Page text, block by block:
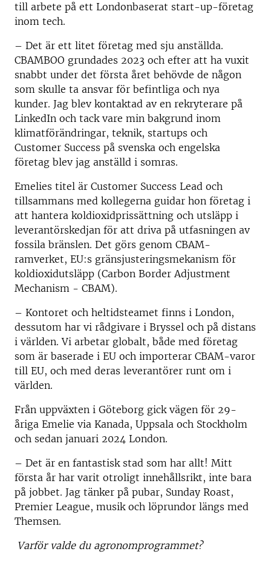
till arbete på ett Londonbaserat start-up-företag
inom tech.
– Det är ett litet företag med sju anställda.
CBAMBOO grundades 2023 och efter att ha vuxit
snabbt under det första året behövde de någon
som skulle ta ansvar för befintliga och nya
kunder. Jag blev kontaktad av en rekryterare på
LinkedIn och tack vare min bakgrund inom
klimatförändringar, teknik, startups och
Customer Success på svenska och engelska
företag blev jag anställd i somras.
Emelies titel är Customer Success Lead och
tillsammans med kollegerna guidar hon företag i
att hantera koldioxidprissättning och utsläpp i
leverantörskedjan för att driva på utfasningen av
fossila bränslen. Det görs genom CBAM-
ramverket, EU:s gränsjusteringsmekanism för
koldioxidutsläpp (Carbon Border Adjustment
Mechanism - CBAM).
– Kontoret och heltidsteamet finns i London,
dessutom har vi rådgivare i Bryssel och på distans
i världen. Vi arbetar globalt, både med företag
som är baserade i EU och importerar CBAM-varor
till EU, och med deras leverantörer runt om i
världen.
Från uppväxten i Göteborg gick vägen för 29-
åriga Emelie via Kanada, Uppsala och Stockholm
och sedan januari 2024 London.
– Det är en fantastisk stad som har allt! Mitt
första år har varit otroligt innehållsrikt, inte bara
på jobbet. Jag tänker på pubar, Sunday Roast,
Premier League, musik och löprundor längs med
Themsen.
Varför valde du agronomprogrammet?